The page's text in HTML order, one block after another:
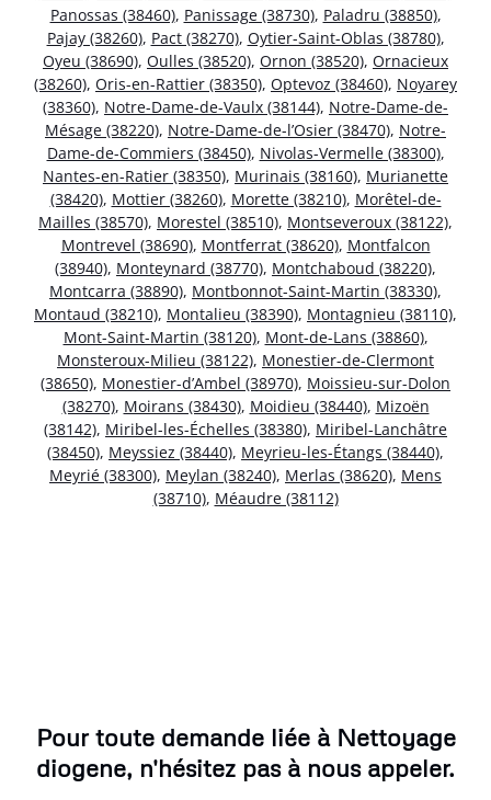
Panossas (38460), Panissage (38730), Paladru (38850),
Pajay (38260), Pact (38270), Oytier-Saint-Oblas (38780),
Oyeu (38690), Oulles (38520), Ornon (38520), Ornacieux
(38260), Oris-en-Rattier (38350), Optevoz (38460), Noyarey
(38360), Notre-Dame-de-Vaulx (38144), Notre-Dame-de-
Mésage (38220), Notre-Dame-de-l’Osier (38470), Notre-
Dame-de-Commiers (38450), Nivolas-Vermelle (38300),
Nantes-en-Ratier (38350), Murinais (38160), Murianette
(38420), Mottier (38260), Morette (38210), Morêtel-de-
Mailles (38570), Morestel (38510), Montseveroux (38122),
Montrevel (38690), Montferrat (38620), Montfalcon
(38940), Monteynard (38770), Montchaboud (38220),
Montcarra (38890), Montbonnot-Saint-Martin (38330),
Montaud (38210), Montalieu (38390), Montagnieu (38110),
Mont-Saint-Martin (38120), Mont-de-Lans (38860),
Monsteroux-Milieu (38122), Monestier-de-Clermont
(38650), Monestier-d’Ambel (38970), Moissieu-sur-Dolon
(38270), Moirans (38430), Moidieu (38440), Mizoën
(38142), Miribel-les-Échelles (38380), Miribel-Lanchâtre
(38450), Meyssiez (38440), Meyrieu-les-Étangs (38440),
Meyrié (38300), Meylan (38240), Merlas (38620), Mens
(38710), Méaudre (38112)
Pour toute demande liée à Nettoyage
diogene, n'hésitez pas à nous appeler.